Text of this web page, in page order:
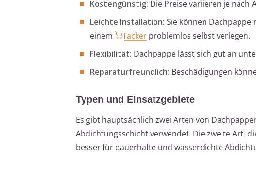
Kostengünstig: Die Preise variieren je nach
Leichte Installation: Sie können
einem
Tacker problemlos selbst verlegen.
Flexibilität: Dachpappe lässt sich gut an
Reparaturfreundlich: Beschädigungen
Typen und Einsatzgebiete
Es gibt hauptsächlich zwei Arten von
Abdichtungsschicht verwendet. Die zweite Art,
besser für dauerhafte und wasserdichte